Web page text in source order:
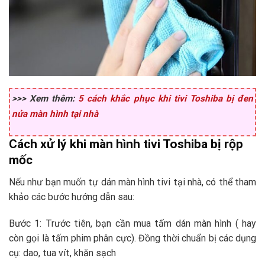
>>> Xem thêm: 5 cách khắc phục khi tivi Toshiba bị đen
nửa màn hình tại nhà
Cách xử lý khi màn hình tivi Toshiba bị rộp
mốc
Nếu như bạn muốn tự dán màn hình tivi tại nhà, có thể tham
khảo các bước hướng dẫn sau:
Bước 1: Trước tiên, bạn cần mua tấm dán màn hình ( hay
còn gọi là tấm phim phân cực). Đồng thời chuẩn bị các dụng
cụ: dao, tua vít, khăn sạch